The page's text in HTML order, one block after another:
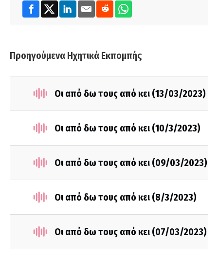
Προηγούμενα Ηχητικά Εκπομπής
Οι από δω τους από κει (13/03/2023)
Οι από δω τους από κει (10/3/2023)
Οι από δω τους από κει (09/03/2023)
Οι από δω τους από κει (8/3/2023)
Οι από δω τους από κει (07/03/2023)